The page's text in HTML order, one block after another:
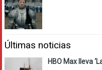
Últimas noticias
HBO Max lleva